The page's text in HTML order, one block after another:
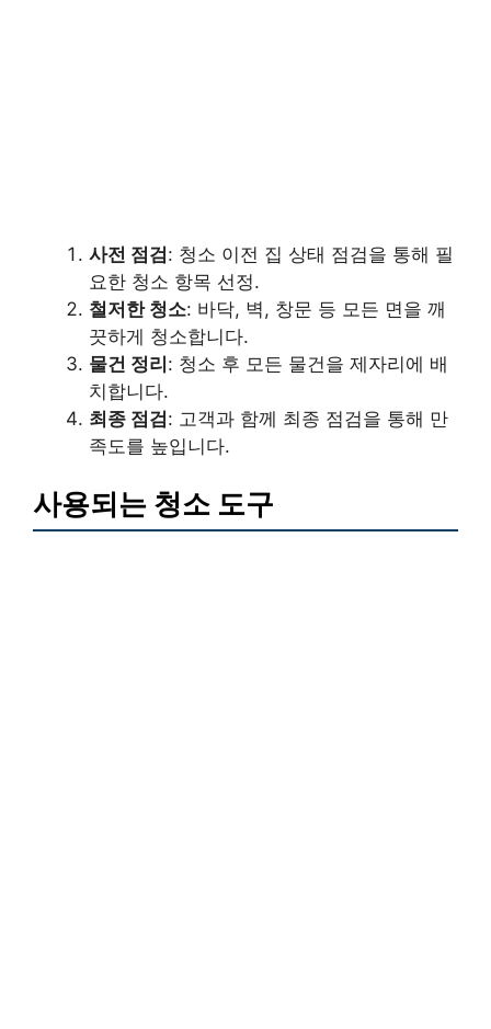
사전 점검: 청소 이전 집 상태 점검을 통해 필
요한 청소 항목 선정.
철저한 청소: 바닥, 벽, 창문 등 모든 면을 깨
끗하게 청소합니다.
물건 정리: 청소 후 모든 물건을 제자리에 배
치합니다.
최종 점검: 고객과 함께 최종 점검을 통해 만
족도를 높입니다.
사용되는 청소 도구